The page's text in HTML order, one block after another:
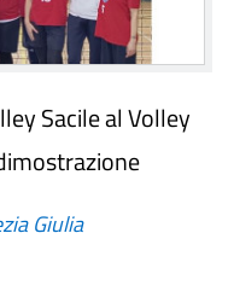
Sacile al Volley
Giulia